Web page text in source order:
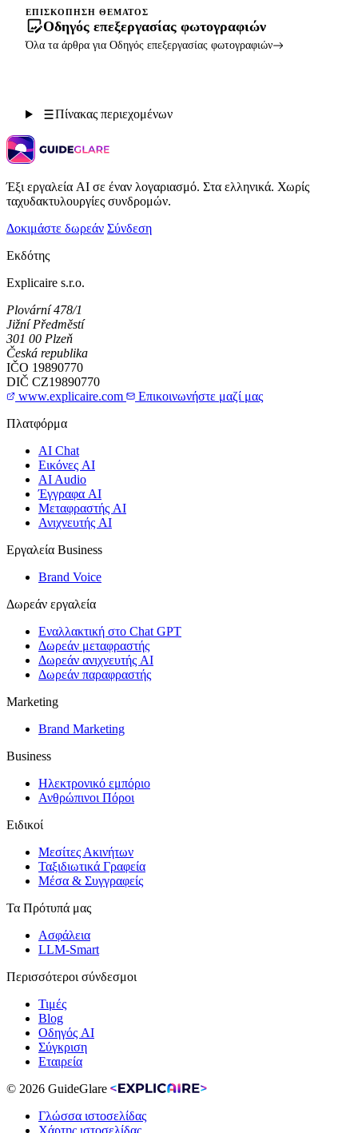
ΕΠΙΣΚΌΠΗΣΗ ΘΈΜΑΤΟΣ
Οδηγός επεξεργασίας φωτογραφιών
Όλα τα άρθρα για Οδηγός επεξεργασίας φωτογραφιών
Πίνακας περιεχομένων
Έξι εργαλεία AI σε έναν λογαριασμό. Στα ελληνικά. Χωρίς
ταχυδακτυλουργίες συνδρομών.
Δοκιμάστε δωρεάν Σύνδεση
Εκδότης
Explicaire s.r.o.
Plovární 478/1
Jižní Předměstí
301 00 Plzeň
Česká republika
IČO 19890770
DIČ CZ19890770
www.explicaire.com
Επικοινωνήστε μαζί μας
Πλατφόρμα
AI Chat
Εικόνες AI
AI Audio
Έγγραφα AI
Μεταφραστής AI
Ανιχνευτής AI
Εργαλεία Business
Brand Voice
Δωρεάν εργαλεία
Εναλλακτική στο Chat GPT
Δωρεάν μεταφραστής
Δωρεάν ανιχνευτής AI
Δωρεάν παραφραστής
Marketing
Brand Marketing
Business
Ηλεκτρονικό εμπόριο
Ανθρώπινοι Πόροι
Ειδικοί
Μεσίτες Ακινήτων
Ταξιδιωτικά Γραφεία
Μέσα & Συγγραφείς
Τα Πρότυπά μας
Ασφάλεια
LLM-Smart
Περισσότεροι σύνδεσμοι
Τιμές
Blog
Οδηγός AI
Σύγκριση
Εταιρεία
© 2026 GuideGlare
Γλώσσα ιστοσελίδας
Χάρτης ιστοσελίδας